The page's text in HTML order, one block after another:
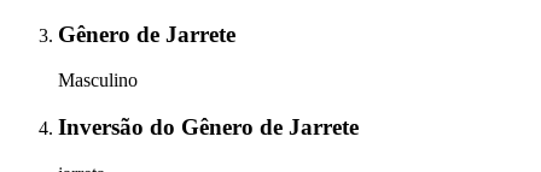
Gênero de Jarrete
Masculino
Inversão do Gênero de Jarrete